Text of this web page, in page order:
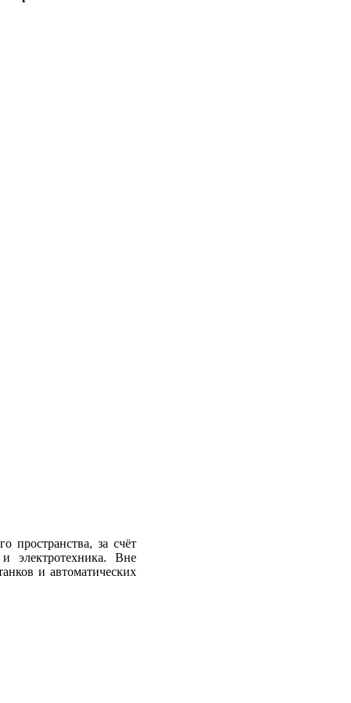
пространства, за счёт
электротехника. Вне
и автоматических